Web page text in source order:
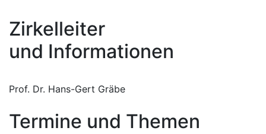
Zirkelleiter
und Informationen
Prof. Dr. Hans-Gert Gräbe
Termine und Themen